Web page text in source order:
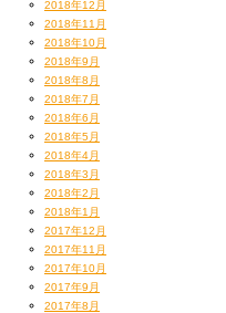
2018年12月
2018年11月
2018年10月
2018年9月
2018年8月
2018年7月
2018年6月
2018年5月
2018年4月
2018年3月
2018年2月
2018年1月
2017年12月
2017年11月
2017年10月
2017年9月
2017年8月